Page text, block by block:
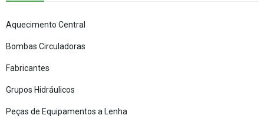
Aquecimento Central
Bombas Circuladoras
Fabricantes
Grupos Hidráulicos
Peças de Equipamentos a Lenha